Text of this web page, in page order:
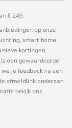
€ 249.
op onze
smart home
kortingen,
een gewaardeerde
je feedback na een
afmeldlink onderaan
bekijk ons